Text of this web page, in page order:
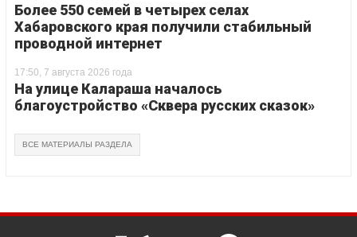
Более 550 семей в четырех селах
Хабаровского края получили стабильный
проводной интернет
17:50, 7 августа 2026 года
На улице Калараша началось
благоустройство «Сквера русских сказок»
ВСЕ МАТЕРИАЛЫ РАЗДЕЛА